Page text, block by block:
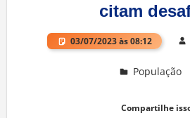
citam
03/07/2023 às 08:12
População
Compartilhe